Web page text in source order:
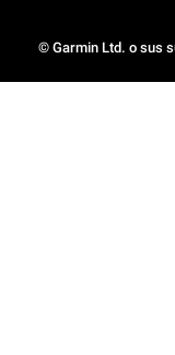
© Garmin Ltd. o sus